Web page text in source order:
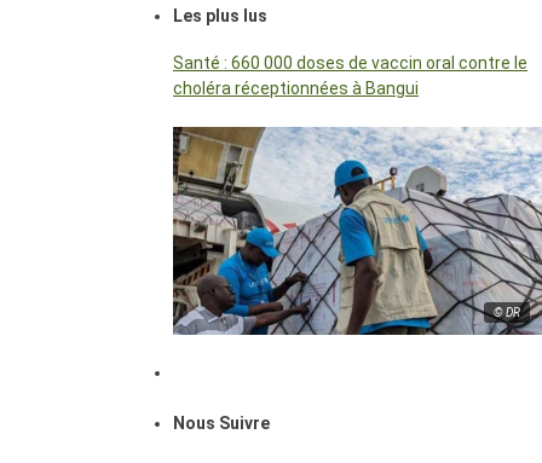
Les plus lus
Santé : 660 000 doses de vaccin oral contre le
choléra réceptionnées à Bangui
© DR
Nous Suivre